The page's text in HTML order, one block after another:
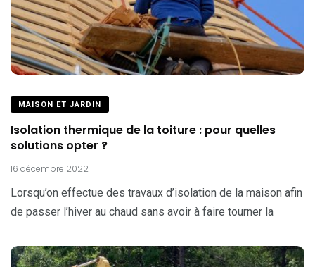
MAISON ET JARDIN
Isolation thermique de la toiture : pour quelles
solutions opter ?
16 décembre 2022
Lorsqu’on effectue des travaux d’isolation de la maison afin
de passer l’hiver au chaud sans avoir à faire tourner la